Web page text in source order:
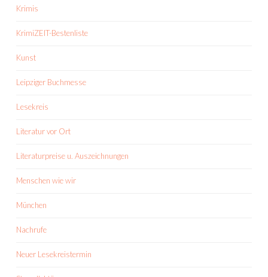
Krimis
KrimiZEIT-Bestenliste
Kunst
Leipziger Buchmesse
Lesekreis
Literatur vor Ort
Literaturpreise u. Auszeichnungen
Menschen wie wir
München
Nachrufe
Neuer Lesekreistermin